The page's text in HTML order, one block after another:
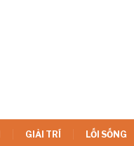
GIẢI TRÍ LỐI SỐNG